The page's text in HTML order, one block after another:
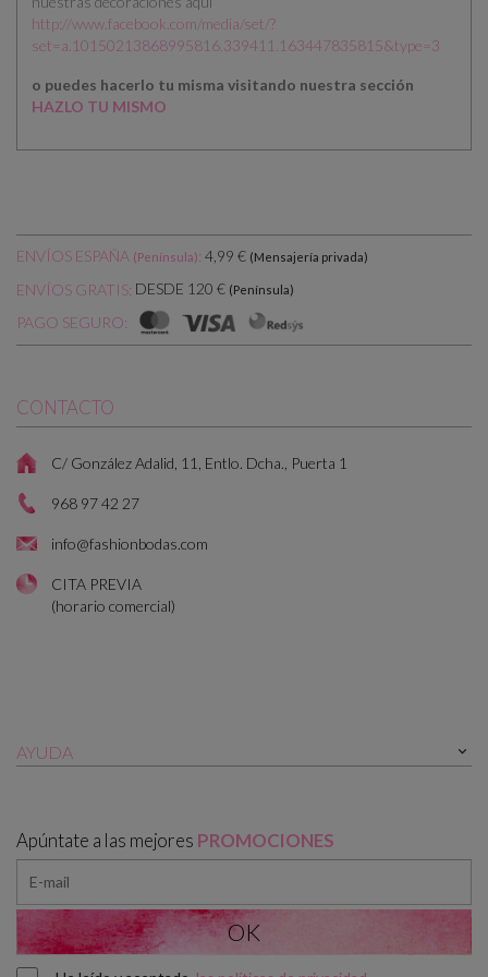
http://www.facebook.com/media/set/?
set=a.10150213868995816.339411.163447835815&type=3
o puedes hacerlo tu misma visitando nuestra sección
HAZLO TU MISMO
ENVÍOS ESPAÑA (Península): 4,99 € (Mensajería privada)
ENVÍOS GRATIS: DESDE 120 € (Península)
PAGO SEGURO:
CONTACTO
C/ González Adalid, 11, Entlo. Dcha., Puerta 1
968 97 42 27
info@fashionbodas.com
CITA PREVIA
(horario comercial)
AYUDA 
Apúntate a las mejores PROMOCIONES